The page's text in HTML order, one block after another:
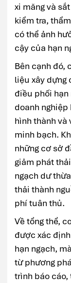
xi măng và
kiểm tra,
có thể ảnh
cậy của hạn
Bên cạnh đó,
liệu xây dựng
điều phối hạn
doanh
hình thành và
minh bạch.
những cơ sở
giảm phát
ngạch dư
thải thành
phí tuân thủ.
Về tổng thể,
được xác
hạn ngạch,
từ phương
trình báo cáo,